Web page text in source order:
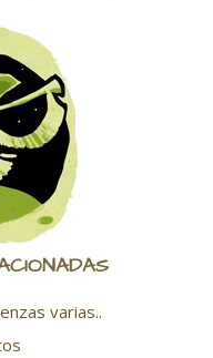
varias..